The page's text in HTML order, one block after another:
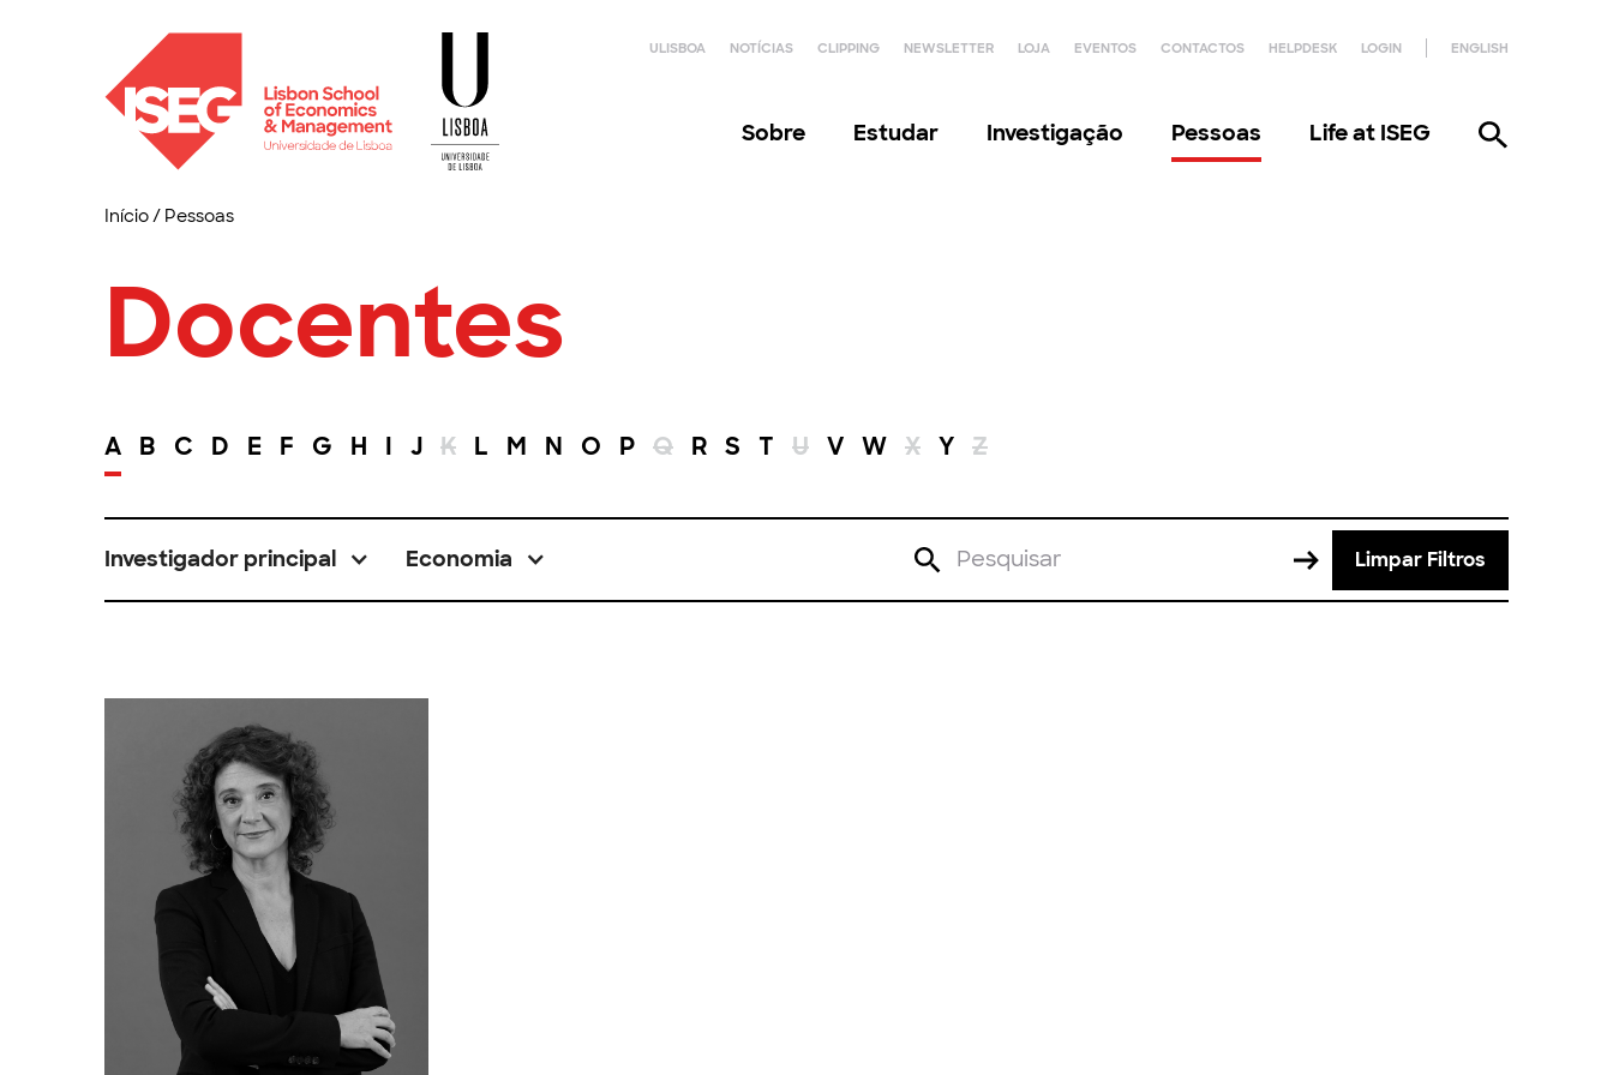
ULISBOA NOTÍCIAS CLIPPING NEWSLETTER LOJA EVENTOS CONTACTOS HELPDESK LOGIN ENGLISH
Sobre Estudar Investigação Pessoas Life at ISEG
Início/ Pessoas
Docentes
A B C D E F G H I J K L M N O P Q R S T U V W X Y Z
Investigador principal Economia Limpar Filtros